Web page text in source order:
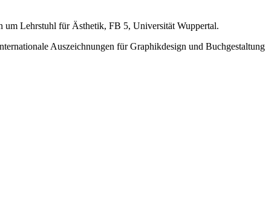
um Lehrstuhl für Ästhetik, FB 5, Universität Wuppertal.
Auszeichnungen für Graphikdesign und Buchgestaltung